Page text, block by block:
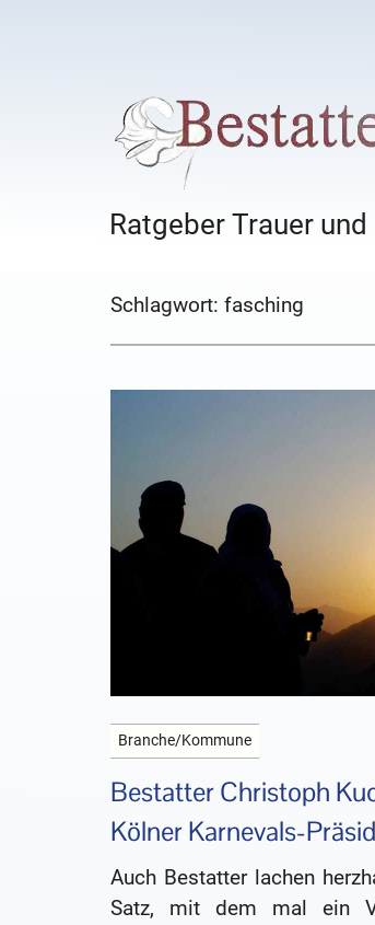
Ratgeber Trauer
Schlagwort: fasching
Branche/Kommune
Bestatter Christoph
Kölner Karnevals-
Auch Bestatter lachen
Satz, mit dem mal ein